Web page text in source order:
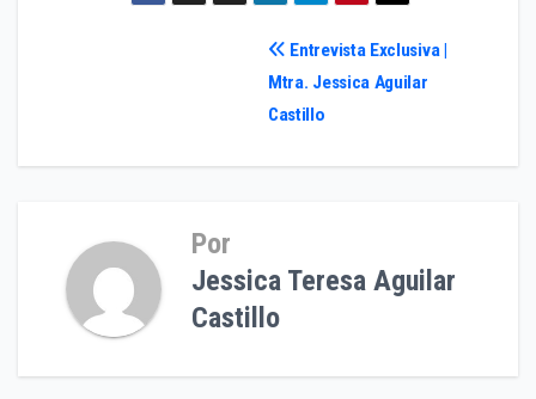
entradas
Entrevista Exclusiva |
Mtra. Jessica Aguilar
Castillo
Por
Jessica Teresa Aguilar
Castillo